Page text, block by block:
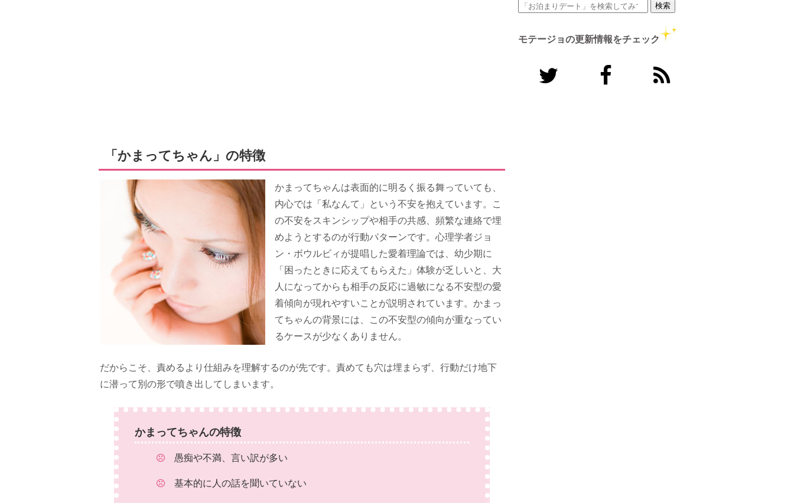
「かまってちゃん」の特徴
かまってちゃんは表面的に明るく振る舞っていても、
内心では「私なんて」という不安を抱えています。こ
の不安をスキンシップや相手の共感、頻繁な連絡で埋
めようとするのが行動パターンです。心理学者ジョ
ン・ボウルビィが提唱した愛着理論では、幼少期に
「困ったときに応えてもらえた」体験が乏しいと、大
人になってからも相手の反応に過敏になる不安型の愛
着傾向が現れやすいことが説明されています。かまっ
てちゃんの背景には、この不安型の傾向が重なってい
るケースが少なくありません。
だからこそ、責めるより仕組みを理解するのが先です。責めても穴は埋まらず、行動だけ地下
に潜って別の形で噴き出してしまいます。
かまってちゃんの特徴
愚痴や不満、言い訳が多い
基本的に人の話を聞いていない
モテージョの更新情報をチェック